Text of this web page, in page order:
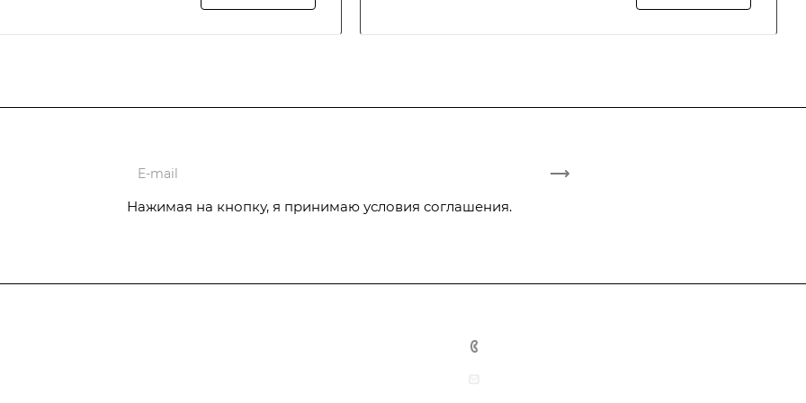
Нажимая на кнопку, я принимаю условия соглашения.